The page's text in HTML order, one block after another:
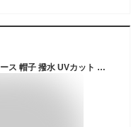
[Filomo] コカゲル サファリハット レディース 帽子 撥水 UVカット 遮光 遮熱 紐付き 洗える アウトドア (グレー)